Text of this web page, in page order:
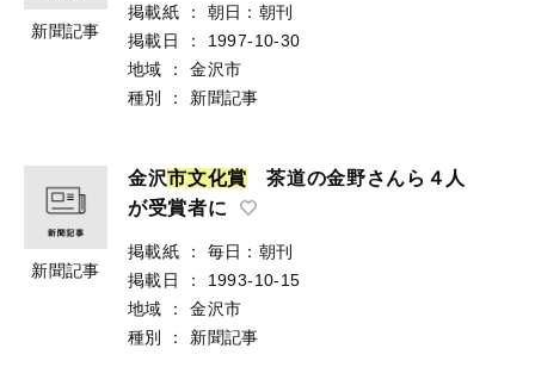
新聞記事
掲載紙 ：
朝日：朝刊
掲載日
：
1997-10-30
地域
：
金沢市
種別
： 新聞記事
新聞記事
金沢市文化賞 茶道の金野さんら４人
が受賞者に
掲載紙 ：
毎日：朝刊
掲載日
：
1993-10-15
地域
：
金沢市
種別
： 新聞記事